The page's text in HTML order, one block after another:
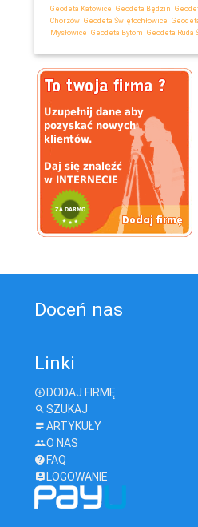
Geodeta Katowice Geodeta Będzin
Chorzów Geodeta Świętochłowice
Mysłowice Geodeta Bytom Geodeta Ruda
Doceń nas
Linki
DODAJ FIRMĘ
SZUKAJ
ARTYKUŁY
O NAS
FAQ
LOGOWANIE